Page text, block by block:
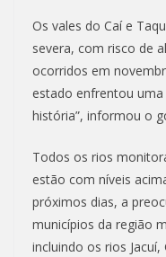
Os vales do Caí e
severa, com risco de
ocorridos em
estado enfrentou
história”, informou o
Todos os rios
estão com níveis
próximos dias, a
municípios da região
incluindo os rios